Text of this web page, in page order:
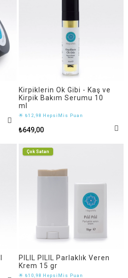
Kirpiklerin Ok Gibi - Kaş ve
Kirpik Bakım Serumu 10
ml
🌟 ₺12,98 HepsiMis Puan
₺649,00
PILIL PILIL Parlaklık Veren
Krem 15 gr
🌟 ₺10,98 HepsiMis Puan
Çok Satan